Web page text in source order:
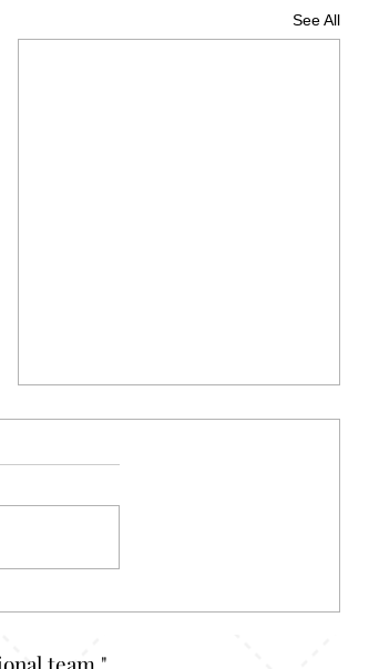
See All